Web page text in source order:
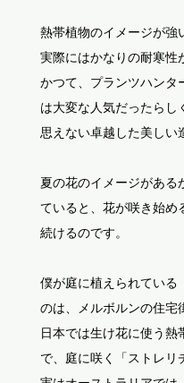
熱帯植物のイメージが強
実際にはかなりの耐寒性
かつて、プランツハンタ
は大変な人気だったらし
思えない卓越した美しい
夏の花のイメージがある
ていると、花が咲き始め
続けるのです。
僕が庭に植えられている
のは、メルボルンの住宅
日本では生け花に使う
で、庭に咲く「ストレリ